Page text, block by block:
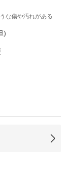
な傷や汚れがある
)